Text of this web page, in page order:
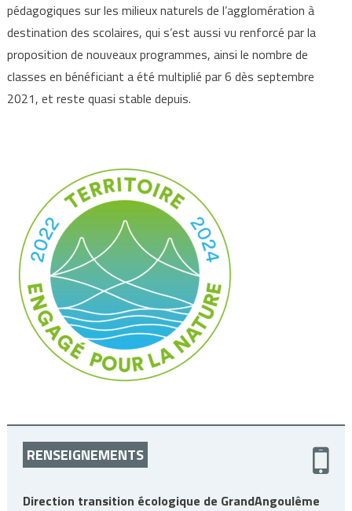
pédagogiques sur les milieux naturels de l’agglomération à
destination des scolaires, qui s’est aussi vu renforcé par la
proposition de nouveaux programmes, ainsi le nombre de
classes en bénéficiant a été multiplié par 6 dès septembre
2021, et reste quasi stable depuis.
RENSEIGNEMENTS
Direction transition écologique de GrandAngoulême